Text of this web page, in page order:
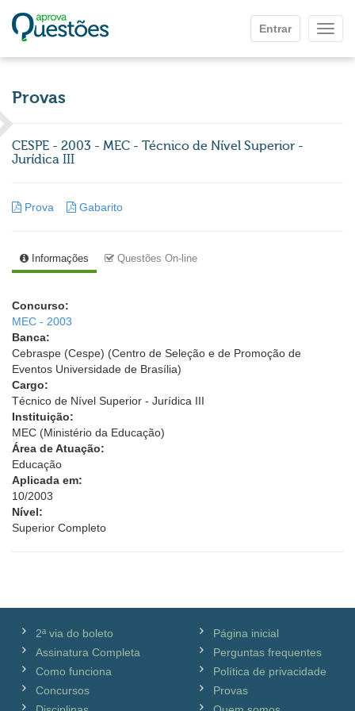
Entrar
Provas
CESPE - 2003 - MEC - Técnico de Nível Superior -
Jurídica III
Prova Gabarito
Informações Questões On-line
Concurso:
MEC - 2003
Banca:
Cebraspe (Cespe) (Centro de Seleção e de Promoção de
Eventos Universidade de Brasília)
Cargo:
Técnico de Nível Superior - Jurídica III
Instituição:
MEC (Ministério da Educação)
Área de Atuação:
Educação
Aplicada em:
10/2003
Nível:
Superior Completo
2ª via do boleto
Assinatura Completa
Como funciona
Concursos
Página inicial
Perguntas frequentes
Política de privacidade
Provas